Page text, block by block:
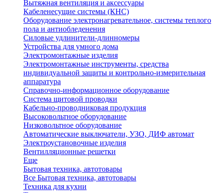
Вытяжная вентиляция и аксессуары
Кабеленесущие системы (КНС)
Оборудование электронагревательное, системы теплого
пола и антиобледенения
Силовые удлинители-длинномеры
Устройства для умного дома
Электромонтажные изделия
Электромонтажные инструменты, средства
индивидуальной защиты и контрольно-измерительная
аппаратура
Справочно-информационное оборудование
Система щитовой проводки
Кабельно-проводниковая продукция
Высоковольтное оборудование
Низковольтное оборудование
Автоматические выключатели, УЗО, ДИФ автомат
Электроустановочные изделия
Вентилляционные решетки
Еще
Бытовая техника, автотовары
Все Бытовая техника, автотовары
Техника для кухни